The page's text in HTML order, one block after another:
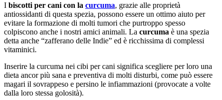
I biscotti per cani con la curcuma, grazie alle proprietà
antiossidanti di questa spezia, possono essere un ottimo aiuto per
evitare la formazione di molti tumori che purtroppo spesso
colpiscono anche i nostri amici animali. La curcuma è una spezia
detta anche “zafferano delle Indie” ed è ricchissima di complessi
vitaminici.
Inserire la curcuma nei cibi per cani significa scegliere per loro una
dieta ancor più sana e preventiva di molti disturbi, come può essere
magari il sovrappeso e persino le infiammazioni (provocate a volte
dalla loro stessa golosità).